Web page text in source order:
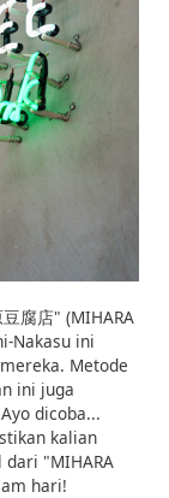
腐店" (MIHARA
Nakasu ini
Metode
ini juga
dicoba...
kalian
"MIHARA
hari!